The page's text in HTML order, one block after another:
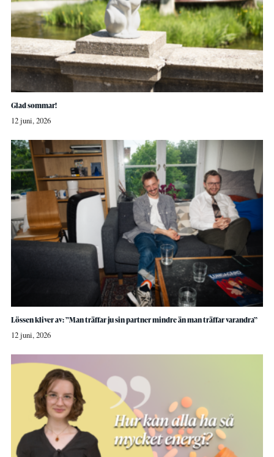
Glad sommar!
12 juni, 2026
Lössen kliver av: ”Man träffar ju sin partner mindre än man träffar varandra”
12 juni, 2026